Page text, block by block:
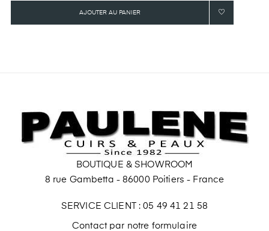
AJOUTER AU PANIER
BOUTIQUE & SHOWROOM
8 rue Gambetta - 86000 Poitiers - France
SERVICE CLIENT : 05 49 41 21 58
Contact par notre formulaire